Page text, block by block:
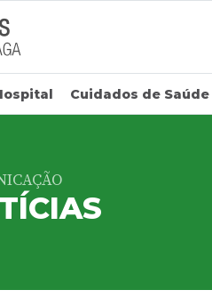
principal
Cuidados de